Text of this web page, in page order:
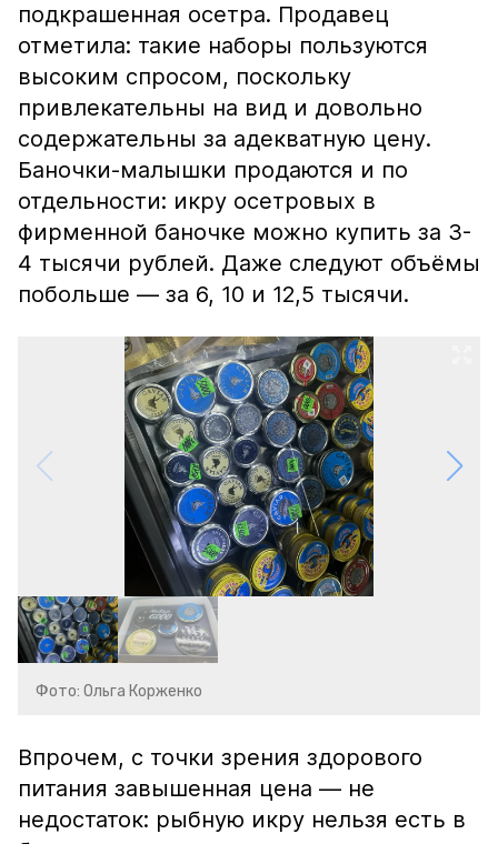
подкрашенная осетра. Продавец
отметила: такие наборы пользуются
высоким спросом, поскольку
привлекательны на вид и довольно
содержательны за адекватную цену.
Баночки-малышки продаются и по
отдельности: икру осетровых в
фирменной баночке можно купить за 3-
4 тысячи рублей. Даже следуют объёмы
побольше — за 6, 10 и 12,5 тысячи.
Фото: Ольга Корженко
Впрочем, с точки зрения здорового
питания завышенная цена — не
недостаток: рыбную икру нельзя есть в